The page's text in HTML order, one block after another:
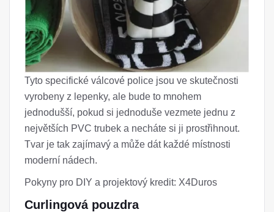
Tyto specifické válcové police jsou ve skutečnosti
vyrobeny z lepenky, ale bude to mnohem
jednodušší, pokud si jednoduše vezmete jednu z
největších PVC trubek a necháte si ji prostřihnout.
Tvar je tak zajímavý a může dát každé místnosti
moderní nádech.
Pokyny pro DIY a projektový kredit: X4Duros
Curlingová pouzdra